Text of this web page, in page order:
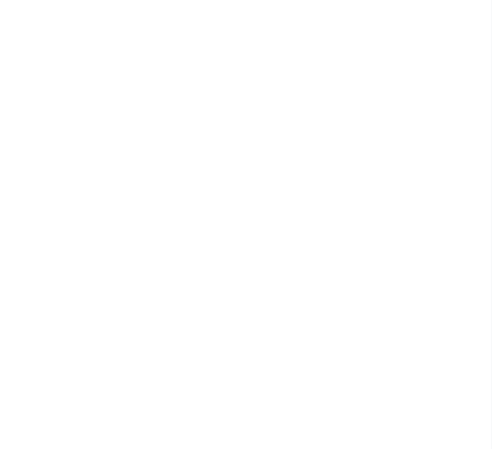
sarà richiesto di
del
che presentano
il 70
svolte online, per
saranno riportate nel